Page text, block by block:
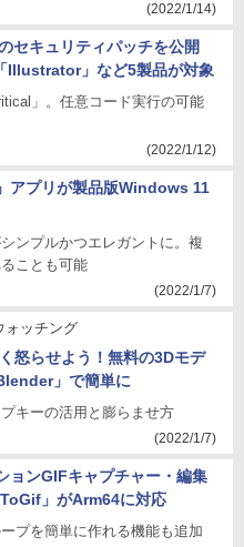
(2022/1/14)
セキュリティパッチを公開
Illustrator」など5製品が対象
」。任意コード実行の可能
(2022/1/12)
アプリが製品版Windows 11
ンプルかつエレガントに。複
ことも可能
(2022/1/7)
ォッチング
怒らせよう！無料の3Dモデ
」で簡単に
キーの活用と膨らませ方
(2022/1/7)
ョンGIFキャプチャー・編集
」がArm64に対応
プを簡単に作れる機能も追加